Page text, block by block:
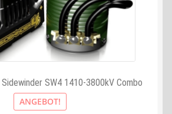
SW4 1410-3800kV Combo
ANGEBOT!